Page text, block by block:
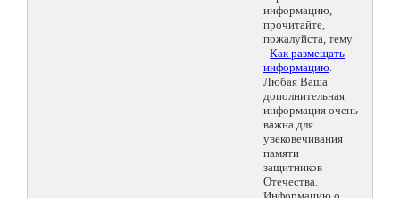
информацию,
прочитайте,
пожалуйста, тему
- Как размещать
информацию.
Любая Ваша
дополнительная
информация очень
важна для
увековечивания
памяти
защитников
Отечества.